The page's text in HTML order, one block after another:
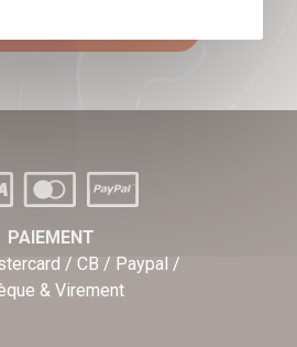
PAIEMENT
/ CB / Paypal /
& Virement